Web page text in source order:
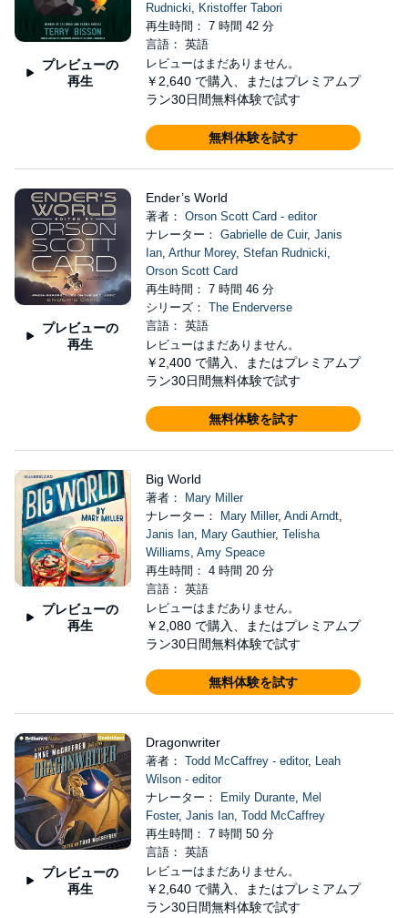
プレビューの
再生
Rudnicki, Kristoffer Tabori
再生時間： 7 時間 42 分
言語： 英語
レビューはまだありません。
￥2,640 で購入、またはプレミアムプ
ラン30日間無料体験で試す
無料体験を試す
プレビューの
再生
Ender’s World
著者： Orson Scott Card - editor
ナレーター： Gabrielle de Cuir, Janis
Ian, Arthur Morey, Stefan Rudnicki,
Orson Scott Card
再生時間： 7 時間 46 分
シリーズ： The Enderverse
言語： 英語
レビューはまだありません。
￥2,400 で購入、またはプレミアムプ
ラン30日間無料体験で試す
無料体験を試す
プレビューの
再生
Big World
著者：
Mary Miller
ナレーター：
Mary Miller, Andi Arndt,
Janis Ian, Mary Gauthier, Telisha
Williams, Amy Speace
再生時間： 4 時間 20 分
言語： 英語
レビューはまだありません。
￥2,080 で購入、またはプレミアムプ
ラン30日間無料体験で試す
無料体験を試す
プレビューの
再生
Dragonwriter
著者： Todd McCaffrey - editor, Leah
Wilson - editor
ナレーター：
Emily Durante, Mel
Foster, Janis Ian, Todd McCaffrey
再生時間： 7 時間 50 分
言語： 英語
レビューはまだありません。
￥2,640 で購入、またはプレミアムプ
ラン30日間無料体験で試す